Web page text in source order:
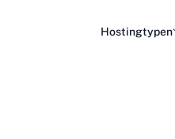
Hostingtypen